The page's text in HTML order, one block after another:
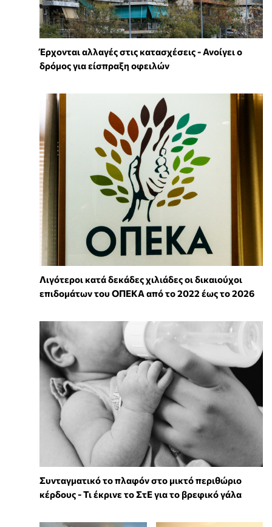
Έρχονται αλλαγές στις κατασχέσεις - Ανοίγει ο
δρόμος για είσπραξη οφειλών
Λιγότεροι κατά δεκάδες χιλιάδες οι δικαιούχοι
επιδομάτων του ΟΠΕΚΑ από το 2022 έως το 2026
Συνταγματικό το πλαφόν στο μικτό περιθώριο
κέρδους - Τι έκρινε το ΣτΕ για το βρεφικό γάλα